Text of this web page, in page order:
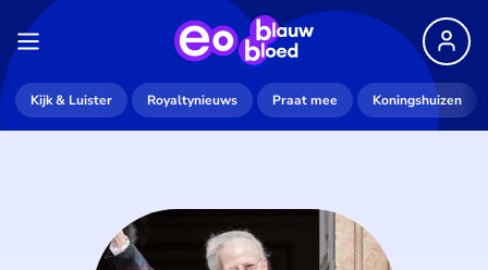
Kijk & Luister Royaltynieuws Praat mee Koningshuizen